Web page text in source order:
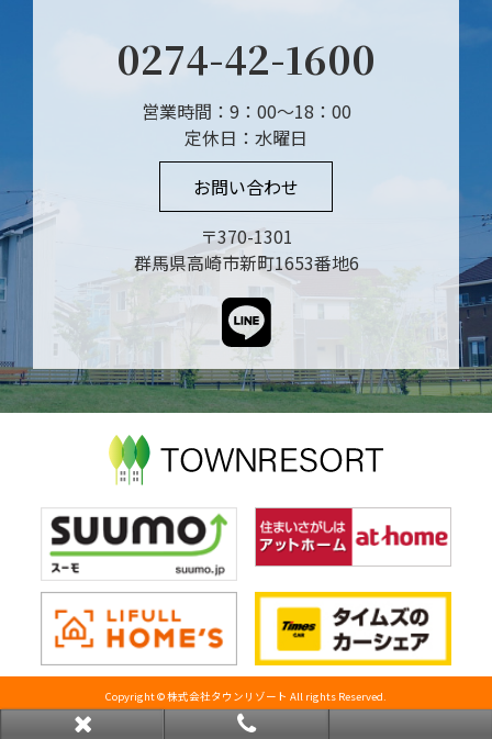
0274-42-1600
営業時間：9：00～18：00
定休日：水曜日
お問い合わせ
〒370-1301
群馬県高崎市新町1653番地6
Copyright © 株式会社タウンリゾート All rights Reserved.